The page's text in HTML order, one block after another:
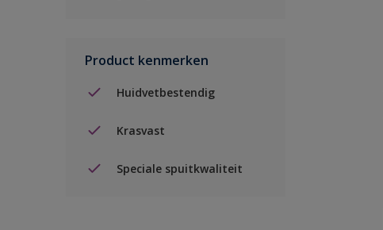
Product kenmerken
Huidvetbestendig
Krasvast
Speciale spuitkwaliteit